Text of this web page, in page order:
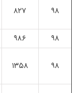
۹۸ ۸۲۷
۹۸
۹۸۶
۹۸ ۱۳۵۸